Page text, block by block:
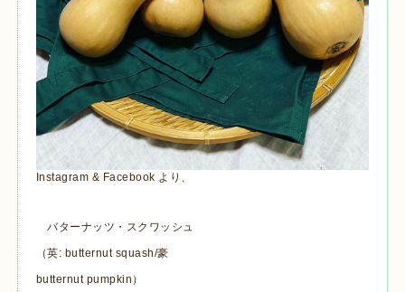
Instagram & Facebook より、
バターナッツ・スクワッシュ
（英: butternut squash/豪
butternut pumpkin）